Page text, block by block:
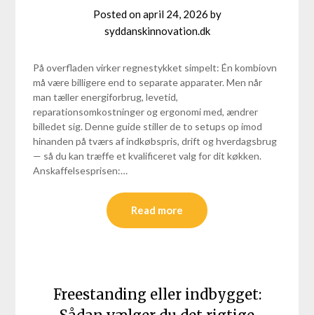
Posted onapril 24, 2026 by
syddanskinnovation.dk
På overfladen virker regnestykket simpelt: Én kombiovn
må være billigere end to separate apparater. Men når
man tæller energiforbrug, levetid,
reparationsomkostninger og ergonomi med, ændrer
billedet sig. Denne guide stiller de to setups op imod
hinanden på tværs af indkøbspris, drift og hverdagsbrug
— så du kan træffe et kvalificeret valg for dit køkken.
Anskaffelsesprisen:…
Read more
Freestanding eller indbygget: